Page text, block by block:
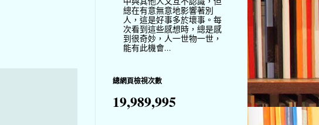
總在有意無意地影響著別
人，這是好事多於壞事。每
次看到這些感想時，總是感
到很奇妙，人一世物一世，
能有此機會...
總網頁檢視次數
19,989,995